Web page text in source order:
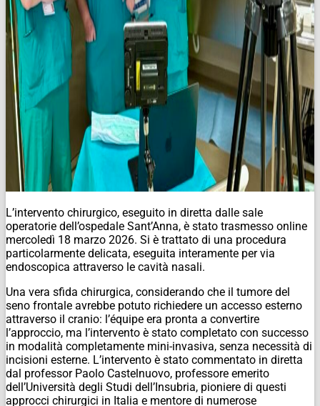
L’intervento chirurgico, eseguito in diretta dalle sale
operatorie dell’ospedale Sant’Anna, è stato trasmesso online
mercoledì 18 marzo 2026. Si è trattato di una procedura
particolarmente delicata, eseguita interamente per via
endoscopica attraverso le cavità nasali.
Una vera sfida chirurgica, considerando che il tumore del
seno frontale avrebbe potuto richiedere un accesso esterno
attraverso il cranio: l’équipe era pronta a convertire
l’approccio, ma l’intervento è stato completato con successo
in modalità completamente mini-invasiva, senza necessità di
incisioni esterne. L’intervento è stato commentato in diretta
dal professor Paolo Castelnuovo, professore emerito
dell’Università degli Studi dell’Insubria, pioniere di questi
approcci chirurgici in Italia e mentore di numerose